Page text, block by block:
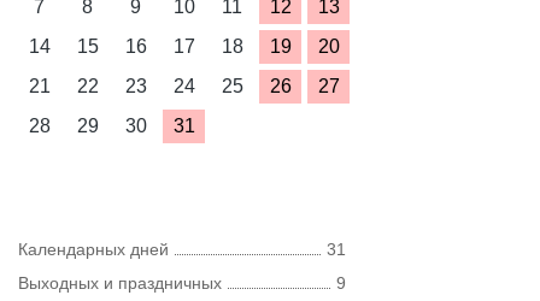
7
8 9 10 11 12
13
14
15 16 17 18 19
20
21
22 23 24 25 26
27
28
29 30 31
Календарных дней
31
Выходных и праздничных
9